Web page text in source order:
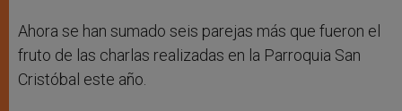
Ahora se han sumado seis parejas más que fueron el
fruto de las charlas realizadas en la Parroquia San
Cristóbal este año.